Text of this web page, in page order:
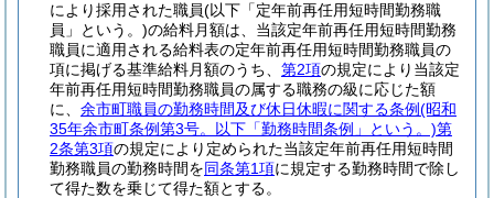
により採用された職員(以下「定年前再任用短時間勤務職
員」という。)の給料月額は、当該定年前再任用短時間勤務
職員に適用される給料表の定年前再任用短時間勤務職員の
項に掲げる基準給料月額のうち、 第2項の規定により当該定
年前再任用短時間勤務職員の属する職務の級に応じた額
に、 余市町職員の勤務時間及び休日休暇に関する条例(昭和
35年余市町条例第3号。以下「勤務時間条例」という。)第
2条第3項の規定により定められた当該定年前再任用短時間
勤務職員の勤務時間を同条第1項に規定する勤務時間で除し
て得た数を乗じて得た額とする。